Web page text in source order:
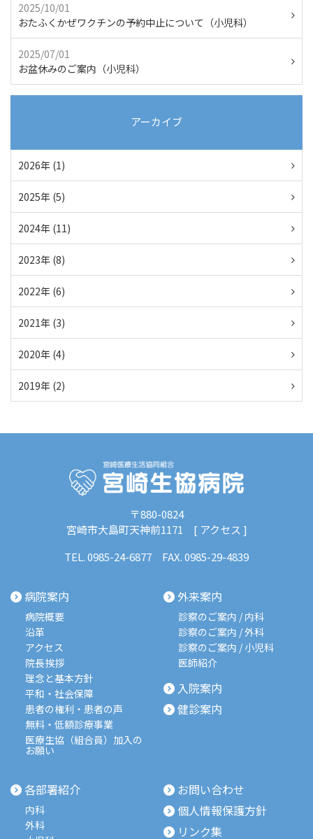
2025/10/01
おたふくかぜワクチンの予約中止について（小児科）
2025/07/01
お盆休みのご案内（小児科）
アーカイブ
2026年 (1)
2025年 (5)
2024年 (11)
2023年 (8)
2022年 (6)
2021年 (3)
2020年 (4)
2019年 (2)
〒880-0824
宮崎市大島町天神前1171 [ アクセス ]
TEL.0985-24-6877 FAX. 0985-29-4839
病院案内
病院概要
沿革
アクセス
院長挨拶
理念と基本方針
平和・社会保障
患者の権利・患者の声
無料・低額診療事業
医療生協（組合員）加入の
お願い
外来案内
診察のご案内 / 内科
診察のご案内 / 外科
診察のご案内 / 小児科
医師紹介
入院案内
健診案内
各部署紹介
内科
外科
お問い合わせ
個人情報保護方針
リンク集